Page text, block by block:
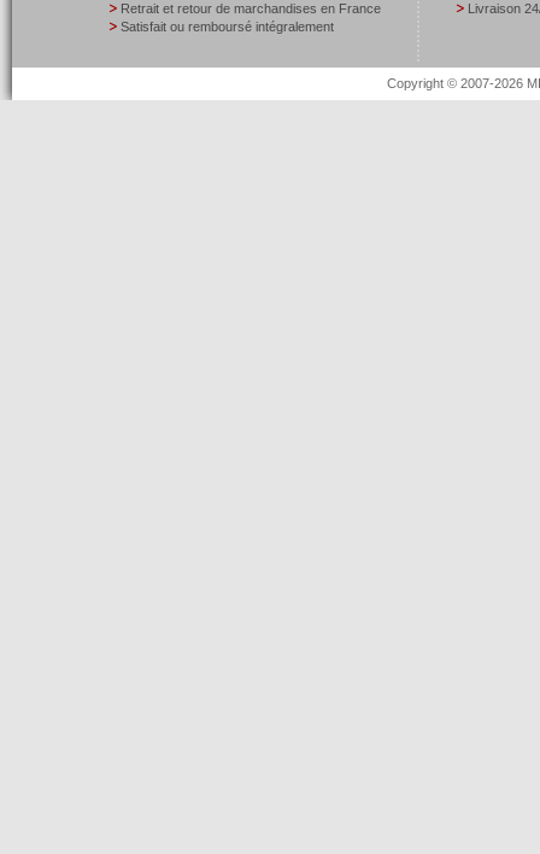
Retrait et retour de marchandises en France
Satisfait ou remboursé intégralement
Livraison
Copyright © 2007-2026